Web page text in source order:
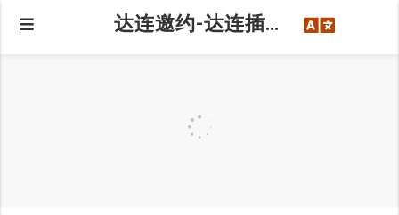
达连邀约-达连插件-tiktok达人批量建联-邀请你来成为达连达人